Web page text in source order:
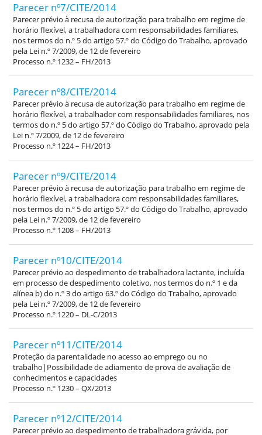
Parecer nº7/CITE/2014
Parecer prévio à recusa de autorização para trabalho em regime de
horário flexível, a trabalhadora com responsabilidades familiares,
nos termos do n.º 5 do artigo 57.º do Código do Trabalho, aprovado
pela Lei n.º 7/2009, de 12 de fevereiro
Processo n.º 1232 – FH/2013
Parecer nº8/CITE/2014
Parecer prévio à recusa de autorização para trabalho em regime de
horário flexível, a trabalhador com responsabilidades familiares, nos
termos do n.º 5 do artigo 57.º do Código do Trabalho, aprovado pela
Lei n.º 7/2009, de 12 de fevereiro
Processo n.º 1224 – FH/2013
Parecer nº9/CITE/2014
Parecer prévio à recusa de autorização para trabalho em regime de
horário flexível, a trabalhadora com responsabilidades familiares,
nos termos do n.º 5 do artigo 57.º do Código do Trabalho, aprovado
pela Lei n.º 7/2009, de 12 de fevereiro
Processo n.º 1208 – FH/2013
Parecer nº10/CITE/2014
Parecer prévio ao despedimento de trabalhadora lactante, incluída
em processo de despedimento coletivo, nos termos do n.º 1 e da
alínea b) do n.º 3 do artigo 63.º do Código do Trabalho, aprovado
pela Lei n.º 7/2009, de 12 de fevereiro
Processo n.º 1220 – DL-C/2013
Parecer nº11/CITE/2014
Proteção da parentalidade no acesso ao emprego ou no
trabalho|Possibilidade de adiamento de prova de avaliação de
conhecimentos e capacidades
Processo n.º 1230 – QX/2013
Parecer nº12/CITE/2014
Parecer prévio ao despedimento de trabalhadora grávida, por